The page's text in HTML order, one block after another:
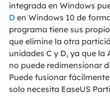
integrada en Windows
Den Windows 10 de
programa tiene sus
que elimine la otra
unidades C y D, ya que
no puede redimensionar
Puede fusionar
solo necesita EaseUS